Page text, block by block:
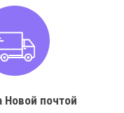
Новой почтой